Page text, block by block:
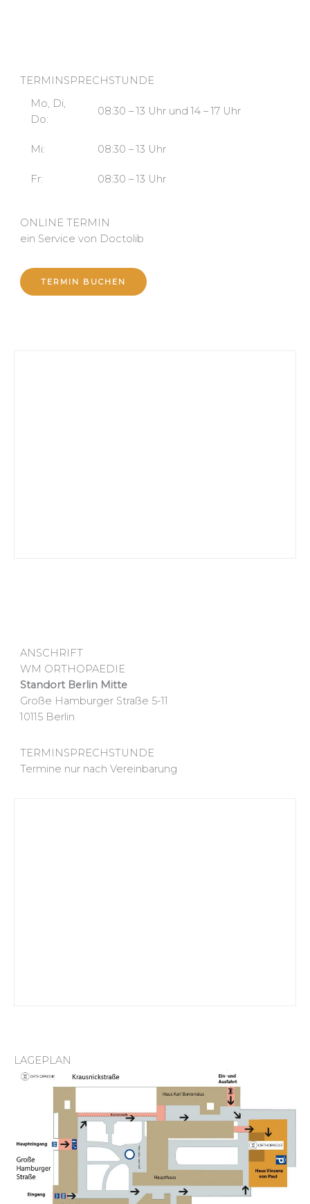
TERMINSPRECHSTUNDE
Mo, Di,
Do:
08:30 – 13 Uhr und 14 – 17 Uhr
Mi: 08:30 – 13 Uhr
Fr: 08:30 – 13 Uhr
ONLINE TERMIN
ein Service von Doctolib
TERMIN BUCHEN
ANSCHRIFT
WM ORTHOPAEDIE
Standort Berlin Mitte
Große Hamburger Straße 5-11
10115 Berlin
TERMINSPRECHSTUNDE
Termine nur nach Vereinbarung
LAGEPLAN